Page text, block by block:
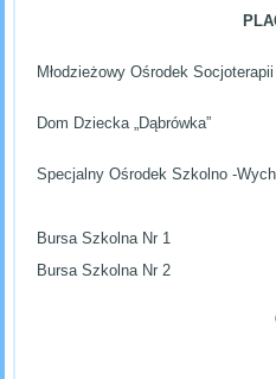
Młodzieżowy Ośrodek Socjoterapii
Dom Dziecka „Dąbrówka”
Specjalny Ośrodek Szkolno -
Bursa Szkolna Nr 1
Bursa Szkolna Nr 2
OPIEKA